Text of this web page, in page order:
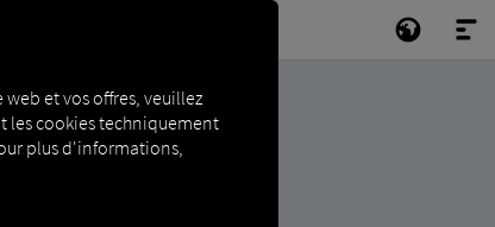
et vos offres, veuillez
les cookies techniquement
plus d'informations,